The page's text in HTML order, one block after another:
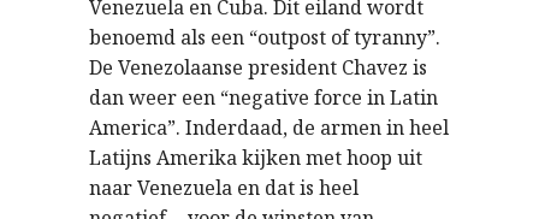
Venezuela en Cuba. Dit eiland wordt
benoemd als een “outpost of tyranny”.
De Venezolaanse president Chavez is
dan weer een “negative force in Latin
America”. Inderdaad, de armen in heel
Latijns Amerika kijken met hoop uit
naar Venezuela en dat is heel